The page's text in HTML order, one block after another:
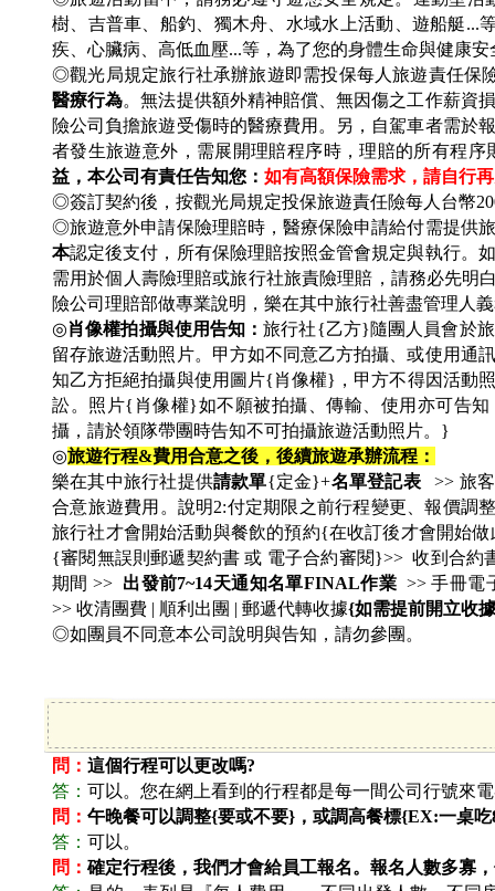
樹、吉普車、船釣、獨木舟、水域水上活動、遊船艇...
疾、心臟病、高低血壓...等，為了您的身體生命與健康
◎觀光局規定旅行社承辦旅遊即需投保每人旅遊責任保
醫療行為。無法提供額外精神賠償、無因傷之工作薪資
險公司負擔旅遊受傷時的醫療費用。另，自駕車者需於
者發生旅遊意外，需展開理賠程序時，理賠的所有程
益，本公司有責任告知您： 如有高額保險需求，請自行
◎簽訂契約後，按觀光局規定投保旅遊責任險每人台幣
◎旅遊意外申請保險理賠時，醫療保險申請給付需提供
本認定後支付，所有保險理賠按照金管會規定與執行。
需用於個人壽險理賠或旅行社旅責險理賠，請務必先明
險公司理賠部做專業說明，樂在其中旅行社善盡管理人
◎肖像權拍攝與使用告知：旅行社{乙方}隨團人員會於
留存旅遊活動照片。甲方如不同意乙方拍攝、或使用通
知乙方拒絕拍攝與使用圖片{肖像權}，甲方不得因活動
訟。照片{肖像權}如不願被拍攝、傳輸、使用亦可告
攝，請於領隊帶團時告知不可拍攝旅遊活動照片。}
◎旅遊行程&費用合意之後，後續旅遊承辦流程：
樂在其中旅行社提供請款單{定金}+名單登記表>> 旅客
合意旅遊費用。說明2:付定期限之前行程變更、報價調
旅行社才會開始活動與餐飲的預約{在收訂後才會開始
{審閱無誤則郵遞契約書 或 電子合約審閱}>> 收到合
期間 >> 出發前7~14天通知名單FINAL作業 >> 手冊電
>> 收清團費 | 順利出團 | 郵遞代轉收據{如需提前開立收
◎如團員不同意本公司說明與告知，請勿參團。
問： 這個行程可以更改嗎?
答： 可以。您在網上看到的行程都是每一間公司行號來
問： 午晚餐可以調整{要或不要}，或調高餐標{EX:一桌
答： 可以。
問： 確定行程後，我們才會給員工報名。報名人數多寡